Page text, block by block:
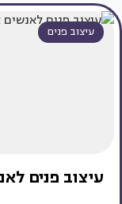
עיצוב פנים
עיצוב פנים